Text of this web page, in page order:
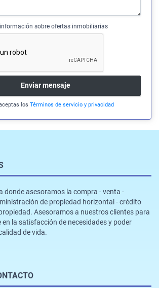
sobre ofertas inmobiliarias
Enviar mensaje
los Términos de servicio y privacidad
donde asesoramos la compra - venta -
de propiedad horizontal - crédito
Asesoramos a nuestros clientes para
la satisfacción de necesidades y poder
de vida.